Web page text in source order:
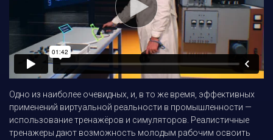
Одно из наиболее очевидных, и, в то же время, эффективных
применений виртуальной реальности в промышленности —
использование тренажёров и симуляторов. Реалистичные
тренажеры дают возможность молодым рабочим освоить